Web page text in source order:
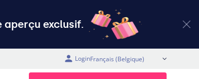
aperçu exclusif.
Login
FR (Belgique)